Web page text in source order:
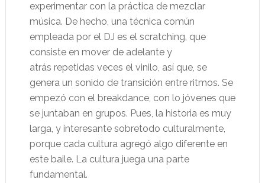
experimentar con la práctica de mezclar
música. De hecho, una técnica común
empleada por el DJ es el scratching, que
consiste en mover de adelante y
atrás repetidas veces el vinilo, así que, se
genera un sonido de transición entre ritmos. Se
empezó con el breakdance, con lo jóvenes que
se juntaban en grupos. Pues, la historia es muy
larga, y interesante sobretodo culturalmente,
porque cada cultura agregó algo diferente en
este baile. La cultura juega una parte
fundamental.